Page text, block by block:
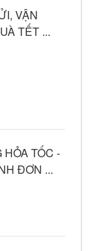
VẬN
TẾT ...
HỎA TỐC -
ĐƠN ...